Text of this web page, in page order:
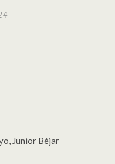
Junior Béjar